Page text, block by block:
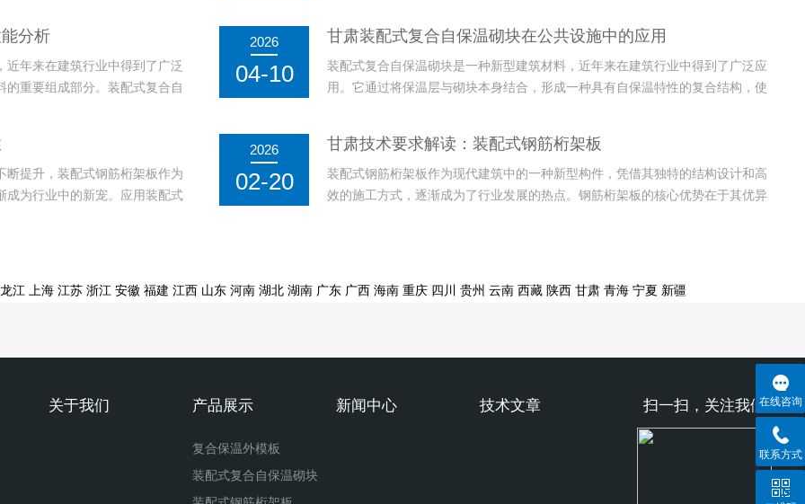
式复合自保温砌块在施...
分析
年来在建筑行业中得到了广泛
重要组成部分。装配式复合自
2026
04-10
甘肃装配式复合自保温砌块在公共设施中的应用
装配式复合自保温砌块是一种新型建筑材料，近年来在建筑行业中得到了广泛应
用。它通过将保温层与砌块本身结合，形成一种具有自保温特性的复合结构，使
还能有效降低建筑的能...
断提升，装配式钢筋桁架板作为
成为行业中的新宠。应用装配式
2026
02-20
甘肃技术要求解读：装配式钢筋桁架板
装配式钢筋桁架板作为现代建筑中的一种新型构件，凭借其独特的结构设计和高
效的施工方式，逐渐成为了行业发展的热点。钢筋桁架板的核心优势在于其优异
江 上海 江苏 浙江 安徽 福建 江西 山东 河南 湖北 湖南 广东 广西 海南 重庆 四川 贵州 云南 西藏 陕西 甘肃 青海 宁夏 新疆
扫一扫，关注我们
关于我们 产品展示
复合保温外模板
装配式复合自保温砌块
新闻中心 技术文章 在线咨询
联系方式